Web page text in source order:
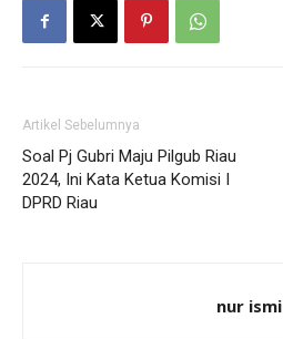
Artikel Sebelumnya
Soal Pj Gubri Maju Pilgub Riau
2024, Ini Kata Ketua Komisi I
DPRD Riau
nur ismi